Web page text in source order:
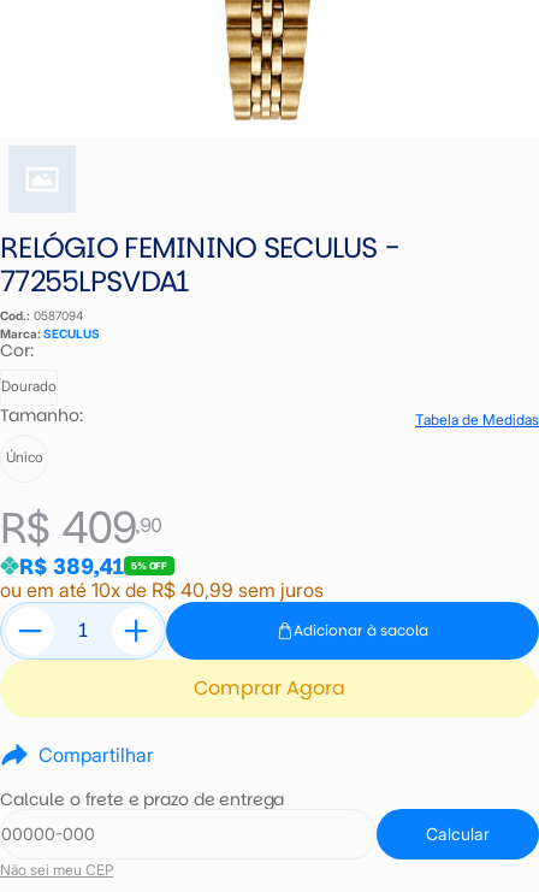
RELÓGIO FEMININO SECULUS -
77255LPSVDA1
Cod.: 0587094
Marca: SECULUS
R$ 409,90
R$ 389,41 5% OFF
ou em até 10x de R$ 40,99 sem juros
Cor:
Dourado
Tamanho: Tabela de Medidas
Único
Adicionar à sacola
Comprar Agora
Compartilhar
Calcule o frete e prazo de entrega
Calcular
Não sei meu CEP